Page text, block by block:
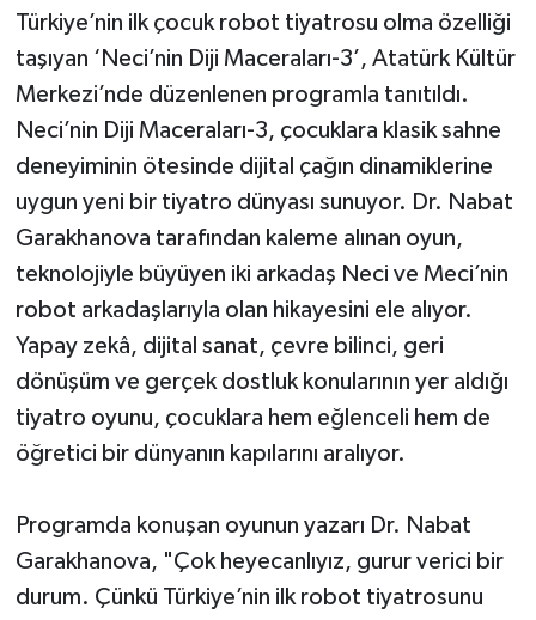
Türkiye’nin ilk çocuk robot tiyatrosu olma özelliği
taşıyan ‘Neci’nin Diji Maceraları-3’, Atatürk Kültür
Merkezi’nde düzenlenen programla tanıtıldı.
Neci’nin Diji Maceraları-3, çocuklara klasik sahne
deneyiminin ötesinde dijital çağın dinamiklerine
uygun yeni bir tiyatro dünyası sunuyor. Dr. Nabat
Garakhanova tarafından kaleme alınan oyun,
teknolojiyle büyüyen iki arkadaş Neci ve Meci’nin
robot arkadaşlarıyla olan hikayesini ele alıyor.
Yapay zekâ, dijital sanat, çevre bilinci, geri
dönüşüm ve gerçek dostluk konularının yer aldığı
tiyatro oyunu, çocuklara hem eğlenceli hem de
öğretici bir dünyanın kapılarını aralıyor.
Programda konuşan oyunun yazarı Dr. Nabat
Garakhanova, "Çok heyecanlıyız, gurur verici bir
durum. Çünkü Türkiye’nin ilk robot tiyatrosunu